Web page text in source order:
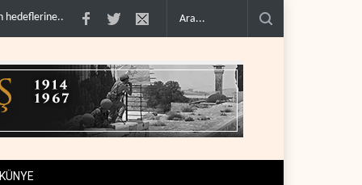
erdir.. İran: ABD’nin kara saldırısı planını başarısızlı..
KÜNYE